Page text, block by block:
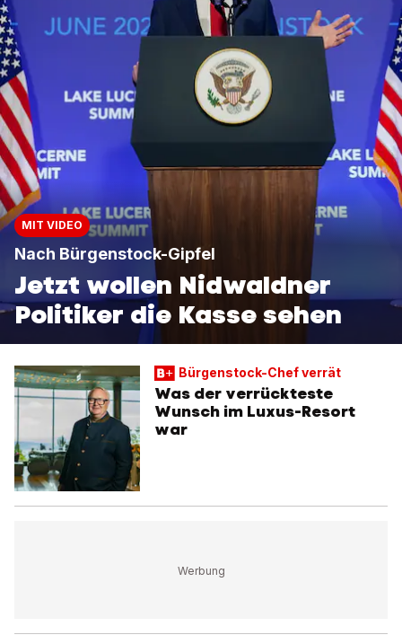
MIT VIDEO
Nach Bürgenstock-Gipfel
Jetzt wollen Nidwaldner
Politiker die Kasse sehen
Bürgenstock-Chef verrät
Was der verrückteste
Wunsch im Luxus-Resort
war